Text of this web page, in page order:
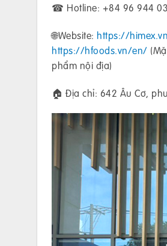
☎ Hotline: +84 96 944
🌐Website: https://
https://hfoods.vn/en/
phẩm nội địa)
🏠 Địa chỉ: 642 Âu Cơ,